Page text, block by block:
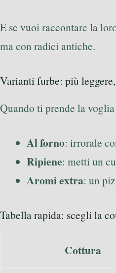
E se vuoi raccontare la
ma con radici antiche.
Varianti furbe: più
Quando ti prende la
Al forno: irrorale
Ripiene: metti un
Aromi extra: un
Tabella rapida: scegli la
Cottura